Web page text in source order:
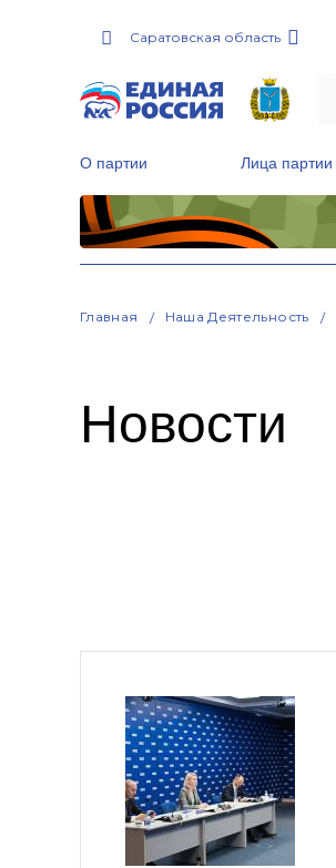
Саратовская область
О партии Лица партии
Главная Наша Деятельность
Новости